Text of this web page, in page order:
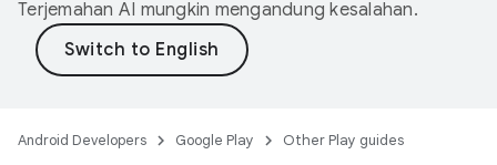
Terjemahan AI mungkin mengandung kesalahan.
Android Developers Google Play Other Play guides